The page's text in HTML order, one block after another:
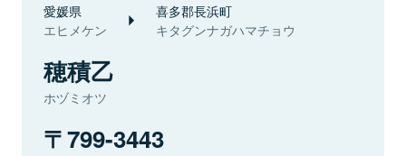
愛媛県
エヒメケン
喜多郡長浜町
キタグンナガハマチョウ
穂積乙
ホヅミオツ
799-3443